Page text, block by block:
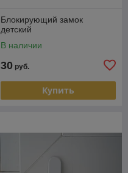
Блокирующий замок
детский
В наличии
30 руб.
Купить